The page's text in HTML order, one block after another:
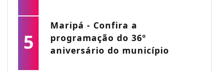
5
Maripá - Confira a
programação do 36º
aniversário do município